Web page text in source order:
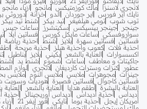
لانجري لاسنزا
ماك كوزمتيكس مانجو ازياء مانجو
نايك اير فورس
اير جوردان الدو خزانة دوروثي
توب شوب تومي هيلفيغر تيد بيكر شنط تيد بيكر
جينجر
جينجر بيسيكس سكيتشرز ساعات جيس
سواروفسكي
ساعات مايكل كورس فساتين ايلا
فساتين
فساتين سهرة بلايز شنط احذية رياضة
احذية فلات كعوب واحذية هيلز احذية مريحة
اكسسوارات
العناية بالشعر بكيني بلايز بناطيل
جاكيتات و معاطف
ساعات شموع شنط يد شنط
عطور
كنزات وسترات كارديغان لانجري لوازم
جينزات مجوهرات ملابس ملابس النوم ملابس
فساتين كاجوال
فساتين قصيرة هوديات وسويت
العناية بالبشرة أطقم هدايا العناية بالشعر العناية
أديداس أحذية أديداس أديداس أوريجينالز
أحذية
أمريكان إيجل أحذية بوما نايكي فور إيفر 21
ماك لمستحضرات التجميل مانغو أزياء مانغو